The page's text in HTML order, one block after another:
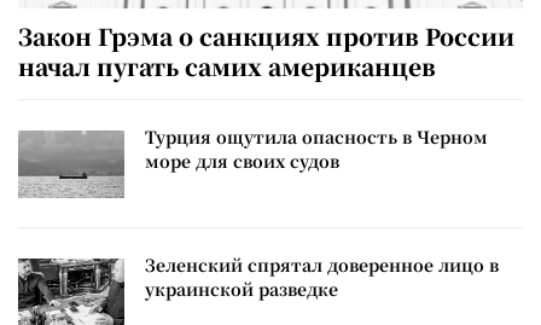
Закон Грэма о санкциях против России
начал пугать самих американцев
Турция ощутила опасность в Черном
море для своих судов
Зеленский спрятал доверенное лицо в
украинской разведке